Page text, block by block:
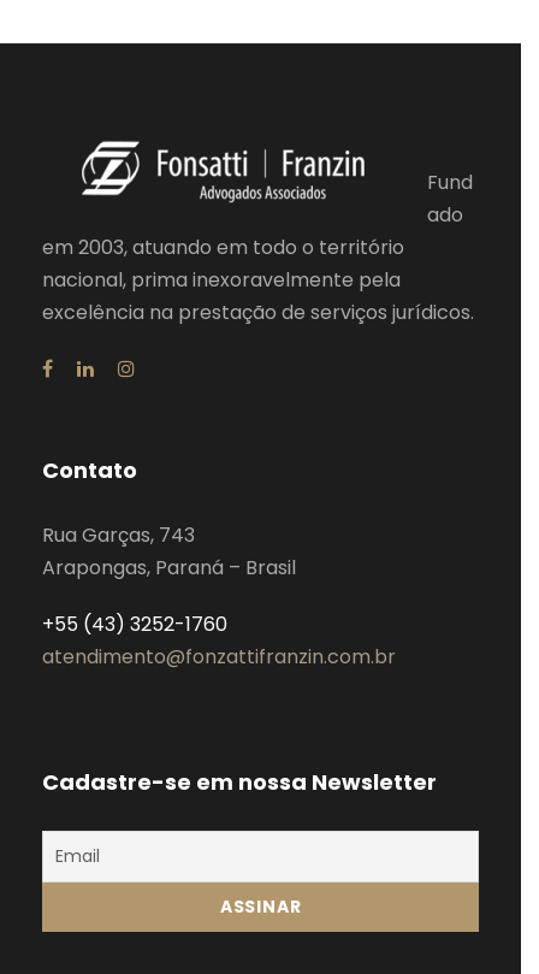
Fund
ado
em 2003, atuando em todo o território
nacional, prima inexoravelmente pela
excelência na prestação de serviços jurídicos.
Contato
Rua Garças, 743
Arapongas, Paraná – Brasil
+55 (43) 3252-1760
atendimento@fonzattifranzin.com.br
Cadastre-se em nossa Newsletter